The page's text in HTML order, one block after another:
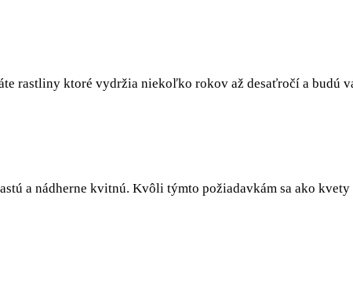
rastliny ktoré vydržia niekoľko rokov až desaťročí a budú
a nádherne kvitnú. Kvôli týmto požiadavkám sa ako